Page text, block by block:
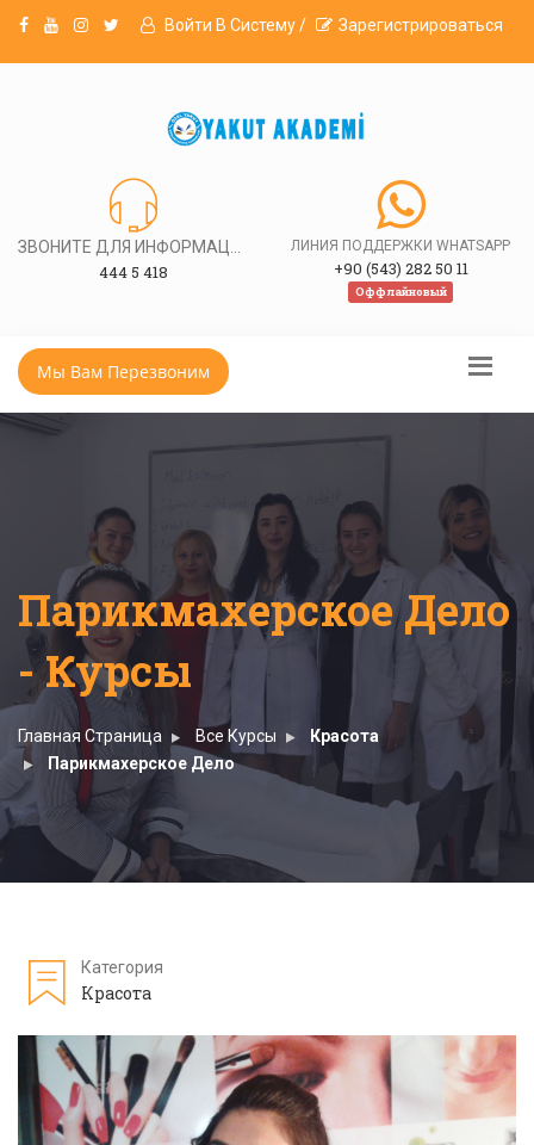
Войти В Систему / Зарегистрироваться
444 5 418
ЛИНИЯ ПОДДЕРЖКИ WHATSAPP
+90 (543) 282 50 11
Оффлайновый
Мы Вам Перезвоним
Парикмахерское Дело
- Курсы
Главная Страница Все Курсы
Красота
Парикмахерское Дело
Категория
Красота